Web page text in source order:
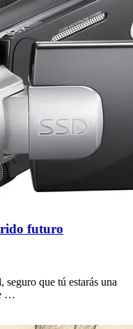
futuro
seguro que tú estarás una
…